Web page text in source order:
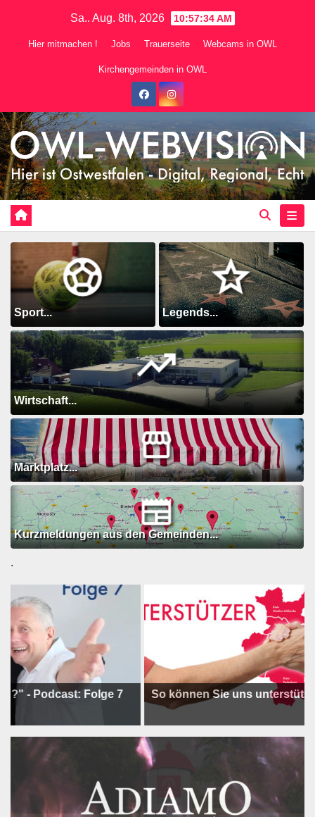
Sa.. Aug. 8th, 2026 10:57:35 AM
Hier mitmachen ! Jobs Trauerseite Webcams in OWL
Kirchengemeinden in OWL
Sport... Legends...
Wirtschaft...
Marktplatz...
Kurzmeldungen aus den Gemeinden...
.
Folge 7 So können Sie uns unterstützen !